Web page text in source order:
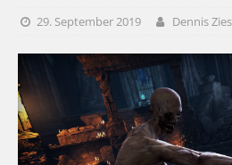
29. September 2019 Dennis